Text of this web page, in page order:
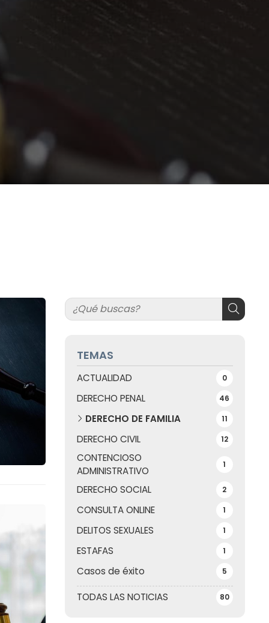
TEMAS
TODAS LAS NOTICIAS 80
ACTUALIDAD 0
DERECHO PENAL 46
DERECHO DE FAMILIA 11
DERECHO CIVIL 12
CONTENCIOSO
ADMINISTRATIVO
1
DERECHO SOCIAL 2
CONSULTA ONLINE 1
DELITOS SEXUALES 1
ESTAFAS 1
Casos de éxito 5